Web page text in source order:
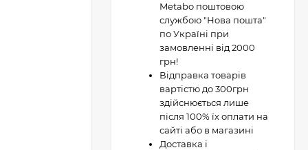
Metabo поштовою
службою "Нова пошта"
по Україні при
замовленні від 2000
грн!
Відправка товарів
вартістю до 300грн
здійснюється лише
після 100% їх оплати на
сайті або в магазині
Доставка і